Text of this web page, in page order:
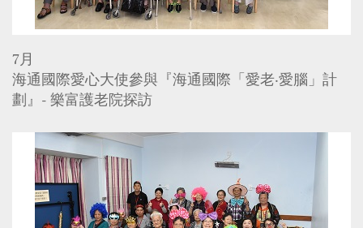
7月
海通國際愛心大使參與『海通國際「愛老‧愛腦」計
劃』- 樂富護老院探訪